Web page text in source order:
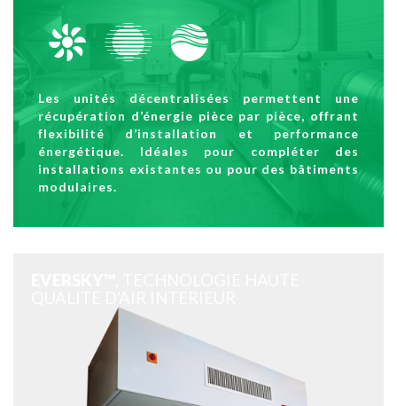
Les unités décentralisées permettent une
récupération d’énergie pièce par pièce, offrant
flexibilité d’installation et performance
énergétique. Idéales pour compléter des
installations existantes ou pour des bâtiments
modulaires.